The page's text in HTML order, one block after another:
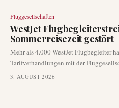
Fluggesellschaften
WestJet
Sommerreisezeit gestört
Mehr als 4.000 WestJet Flugbegleiter
Tarifverhandlungen mit der
Arbeitskampf verursacht erhebliche
3. AUGUST 2026